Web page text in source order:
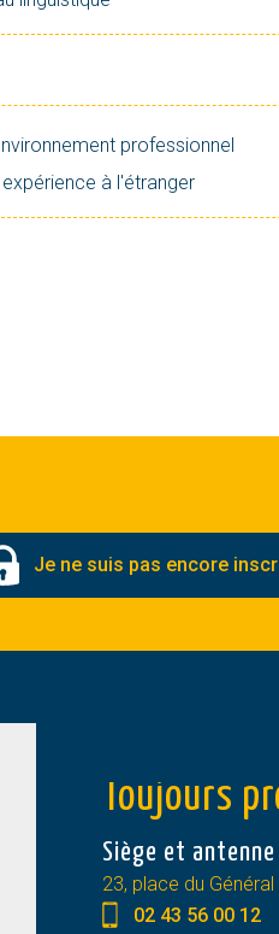
professionnel
à l'étranger
Je ne suis pas encore
Toujours
Siège et antenne
23, place du
02 43 56 00 12